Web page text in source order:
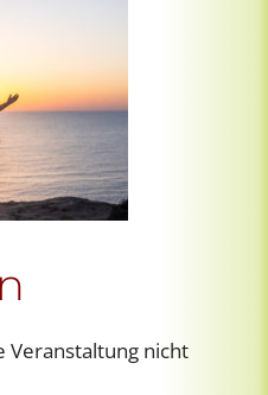
Veranstaltung nicht